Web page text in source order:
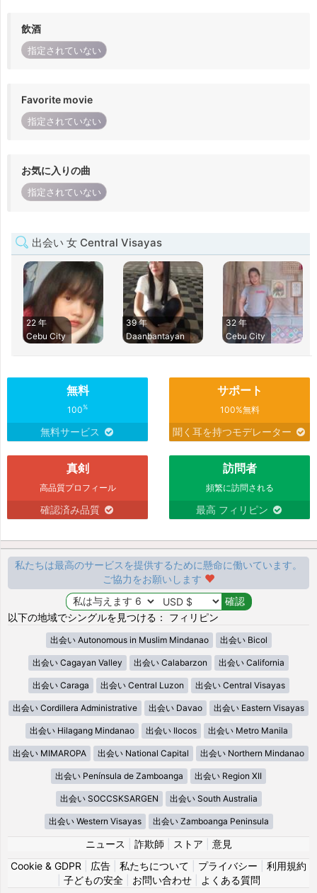
飲酒
指定されていない
Favorite movie
指定されていない
お気に入りの曲
指定されていない
出会い 女 Central Visayas
22 年
Cebu City
39 年
Daanbantayan
32 年
Cebu City
無料
100%
無料サービス
サポート
100%無料
聞く耳を持つモデレーター
真剣
高品質プロフィール
確認済み品質
訪問者
頻繁に訪問される
最高 フィリピン
私たちは最高のサービスを提供するために懸命に働いています。
ご協力をお願いします
以下の地域でシングルを見つける： フィリピン
出会い Autonomous in Muslim Mindanao 出会い Bicol
出会い Cagayan Valley 出会い Calabarzon 出会い California
出会い Caraga 出会い Central Luzon 出会い Central Visayas
出会い Cordillera Administrative 出会い Davao 出会い Eastern Visayas
出会い Hilagang Mindanao 出会い Ilocos 出会い Metro Manila
出会い MIMAROPA 出会い National Capital 出会い Northern Mindanao
出会い Península de Zamboanga 出会い Region XII
出会い SOCCSKSARGEN 出会い South Australia
出会い Western Visayas 出会い Zamboanga Peninsula
ニュース 詐欺師 ストア
意見
Cookie & GDPR
広告 私たちについて プライバシー
利用規約
子どもの安全| お問い合わせ| よくある質問